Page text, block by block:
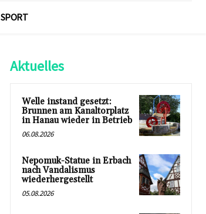
SPORT
Aktuelles
Welle instand gesetzt:
Brunnen am Kanaltorplatz
in Hanau wieder in Betrieb
06.08.2026
Nepomuk-Statue in Erbach
nach Vandalismus
wiederhergestellt
05.08.2026